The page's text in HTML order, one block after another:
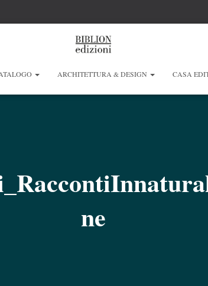
ARCHITETTURA & DESIGN CASA
ne